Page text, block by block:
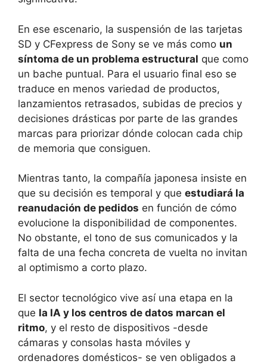
En ese escenario, la suspensión de las tarjetas
SD y CFexpress de Sony se ve más como un
síntoma de un problema estructural que como
un bache puntual. Para el usuario final eso se
traduce en menos variedad de productos,
lanzamientos retrasados, subidas de precios y
decisiones drásticas por parte de las grandes
marcas para priorizar dónde colocan cada chip
de memoria que consiguen.
Mientras tanto, la compañía japonesa insiste en
que su decisión es temporal y que estudiará la
reanudación de pedidos en función de cómo
evolucione la disponibilidad de componentes.
No obstante, el tono de sus comunicados y la
falta de una fecha concreta de vuelta no invitan
al optimismo a corto plazo.
El sector tecnológico vive así una etapa en la
que la IA y los centros de datos marcan el
ritmo, y el resto de dispositivos -desde
cámaras y consolas hasta móviles y
ordenadores domésticos- se ven obligados a